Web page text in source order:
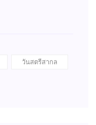
วันสตรีสากล